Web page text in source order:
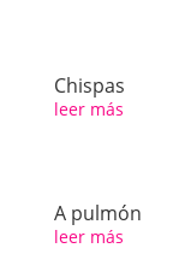
Chispas
leer más
A pulmón
leer más